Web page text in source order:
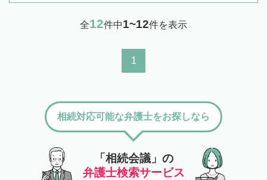
全12件中1~12件を表示
1
「相続会議」の
弁護士検索サービス
相続対応可能な弁護士をお探しなら